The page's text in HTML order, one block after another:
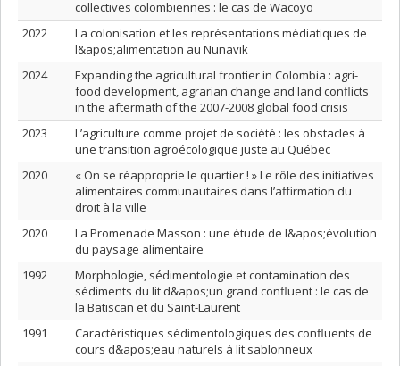
collectives colombiennes : le cas de Wacoyo
2022
La colonisation et les représentations médiatiques de
l&apos;alimentation au Nunavik
2024
Expanding the agricultural frontier in Colombia : agri-
food development, agrarian change and land conflicts
in the aftermath of the 2007-2008 global food crisis
2023
L’agriculture comme projet de société : les obstacles à
une transition agroécologique juste au Québec
2020
« On se réapproprie le quartier ! » Le rôle des initiatives
alimentaires communautaires dans l’affirmation du
droit à la ville
2020
La Promenade Masson : une étude de l&apos;évolution
du paysage alimentaire
1992
Morphologie, sédimentologie et contamination des
sédiments du lit d&apos;un grand confluent : le cas de
la Batiscan et du Saint-Laurent
1991
Caractéristiques sédimentologiques des confluents de
cours d&apos;eau naturels à lit sablonneux